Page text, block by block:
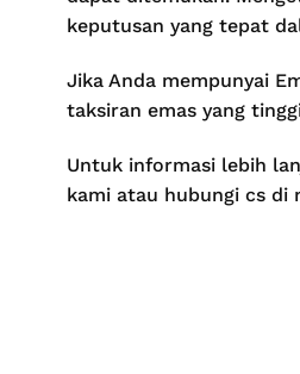
keputusan yang tepat
Jika Anda mempunyai
taksiran emas yang
Untuk informasi lebih
kami atau hubungi cs di